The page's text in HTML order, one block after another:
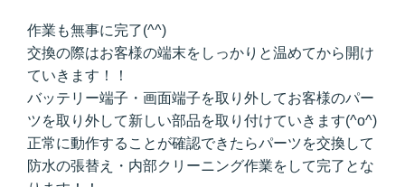
作業も無事に完了(^^)
交換の際はお客様の端末をしっかりと温めてから開け
ていきます！！
バッテリー端子・画面端子を取り外してお客様のパー
ツを取り外して新しい部品を取り付けていきます(^o^)
正常に動作することが確認できたらパーツを交換して
防水の張替え・内部クリーニング作業をして完了とな